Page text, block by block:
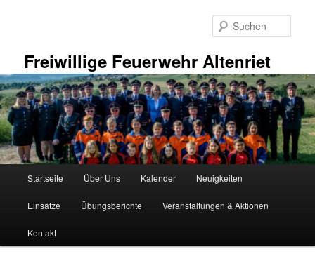
Freiwillige Feuerwehr Altenriet
Startseite Über Uns Kalender Neuigkeiten
Einsätze Übungsberichte Veranstaltungen & Aktionen
Kontakt